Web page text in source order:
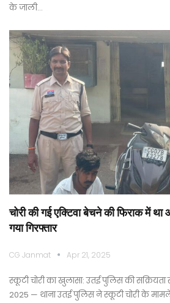
के जाली…
चोरी की गई एक्टिवा बेचने की फिराक में था
गया गिरफ्तार
CG Janmat Apr 21, 2025
स्कूटी चोरी का खुलासा: उतई पुलिस की सक्रियता
2025 — थाना उतई पुलिस ने स्कूटी चोरी के मामले